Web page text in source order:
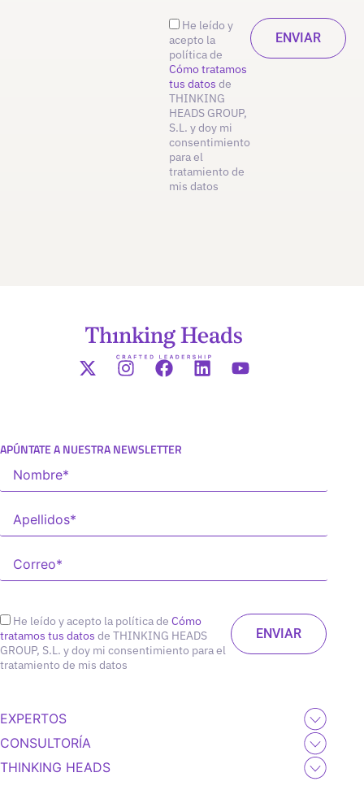
He leído y
acepto la
política de
Cómo tratamos
tus datos de
THINKING
HEADS GROUP,
S.L. y doy mi
consentimiento
para el
tratamiento de
mis datos
APÚNTATE A NUESTRA NEWSLETTER
He leído y acepto la política de Cómo
tratamos tus datos de THINKING HEADS
GROUP, S.L. y doy mi consentimiento para el
tratamiento de mis datos
EXPERTOS
CONSULTORÍA
THINKING HEADS